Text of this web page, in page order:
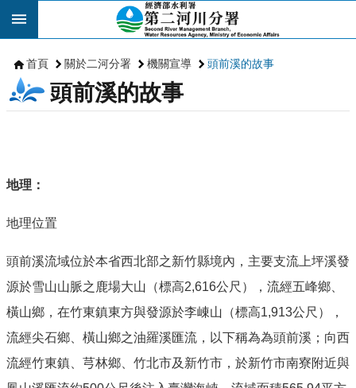
跳到主要內容區塊
首頁 關於二河分署 機關宣導 頭前溪的故事
頭前溪的故事
地理：
地理位置
頭前溪流域位於本省西北部之新竹縣境內，主要支流上坪溪發
源於雪山山脈之鹿場大山（標高2,616公尺），流經五峰鄉、
橫山鄉，在竹東鎮東方與發源於李崠山（標高1,913公尺），
流經尖石鄉、橫山鄉之油羅溪匯流，以下稱為為頭前溪；向西
流經竹東鎮、芎林鄉、竹北市及新竹市，於新竹市南寮附近與